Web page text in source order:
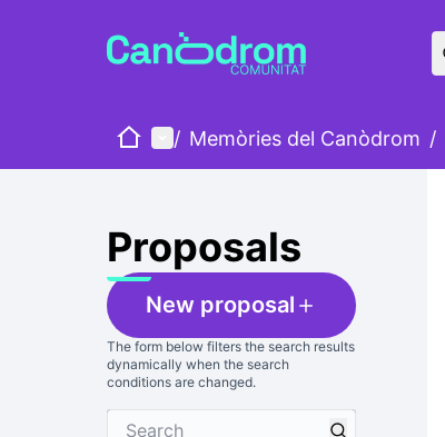
HomeMain menu
/ Memòries del Canòdrom /
Proposals
New proposal
The form below filters the search results
dynamically when the search
conditions are changed.